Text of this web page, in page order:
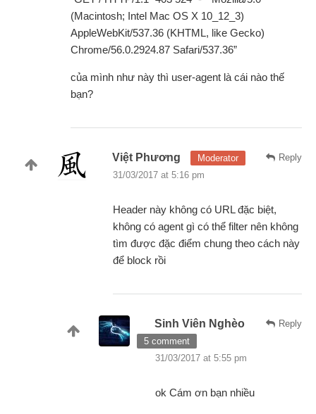
(Macintosh; Intel Mac OS X 10_12_3)
AppleWebKit/537.36 (KHTML, like Gecko)
Chrome/56.0.2924.87 Safari/537.36”
của mình như này thì user-agent là cái nào thế
bạn?
Reply
Việt Phương
Moderator
31/03/2017 at 5:16 pm
Header này không có URL đặc biệt,
không có agent gì có thể filter nên không
tìm được đặc điểm chung theo cách này
để block rồi
Reply
Sinh Viên Nghèo
5 comment
31/03/2017 at 5:55 pm
ok Cám ơn bạn nhiều